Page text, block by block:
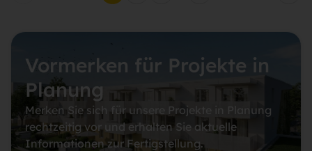
Vormerken für Projekte in
Planung
Merken Sie sich für unsere Projekte in Planung
rechtzeitig vor und erhalten Sie aktuelle
Informationen zur Fertigstellung.